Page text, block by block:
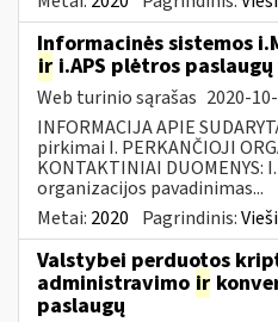
Informacinės sistemos
ir i.APS plėtros
Web turinio sąrašas 2020-
INFORMACIJA APIE
pirkimai I. PERKANČIOJI
KONTAKTINIAI DUOMENYS:
organizacijos pavadinimas...
Metai: 2020 Pagrindinis:
Valstybei perduotos
administravimo ir
paslaugų